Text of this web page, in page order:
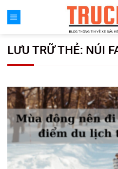
đến
LƯU TRỮ THẺ: NÚI